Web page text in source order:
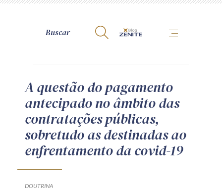
A Zênite
Como publicar conosco
Site da Zênite
Contato
Termos de uso
A questão do pagamento
antecipado no âmbito das
contratações públicas,
sobretudo as destinadas ao
enfrentamento da covid-19
DOUTRINA